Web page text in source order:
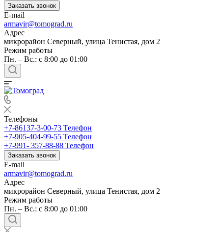
Заказать звонок
E-mail
armavir@tomograd.ru
Адрес
микрорайон Северный, улица Тенистая, дом 2
Режим работы
Пн. – Вс.: с 8:00 до 01:00
Телефоны
+7-86137-3-00-73 Телефон
+7-905-404-99-55 Телефон
+7-991- 357-88-88 Телефон
Заказать звонок
E-mail
armavir@tomograd.ru
Адрес
микрорайон Северный, улица Тенистая, дом 2
Режим работы
Пн. – Вс.: с 8:00 до 01:00